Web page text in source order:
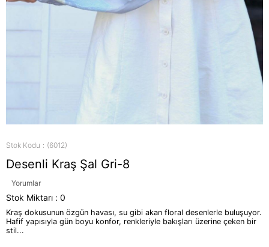
Stok Kodu (6012)
Desenli Kraş Şal Gri-8
Yorumlar
Stok Miktarı : 0
Kraş dokusunun özgün havası, su gibi akan floral desenlerle buluşuyor.
Hafif yapısıyla gün boyu konfor, renkleriyle bakışları üzerine çeken bir
stil...